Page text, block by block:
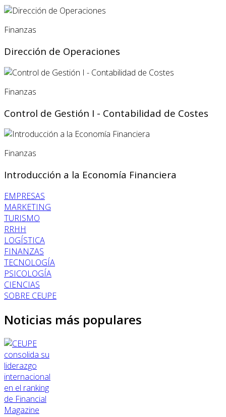
Finanzas
Dirección de Operaciones
Finanzas
Control de Gestión I - Contabilidad de Costes
Finanzas
Introducción a la Economía Financiera
EMPRESAS
MARKETING
TURISMO
RRHH
LOGÍSTICA
FINANZAS
TECNOLOGÍA
PSICOLOGÍA
CIENCIAS
SOBRE CEUPE
Noticias más populares